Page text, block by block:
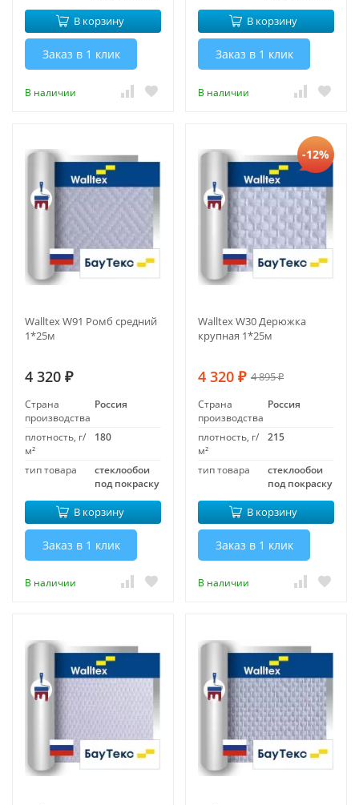
В корзину
Заказ в 1 клик
В наличии
В корзину
Заказ в 1 клик
В наличии
Walltex W91 Ромб средний
1*25м
4 320 ₽
Страна
производства
Россия
плотность, г/
м²
180
тип товара
стеклообои
под покраску
В корзину
Заказ в 1 клик
В наличии
-12%
Walltex W30 Дерюжка
крупная 1*25м
4 320 ₽ 4 895₽
Страна
производства
Россия
плотность, г/
м²
215
тип товара
стеклообои
под покраску
В корзину
Заказ в 1 клик
В наличии